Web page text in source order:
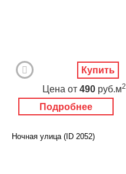
Подробнее
Цена от 490 руб.м2
Купить
Ночная улица (ID 2052)